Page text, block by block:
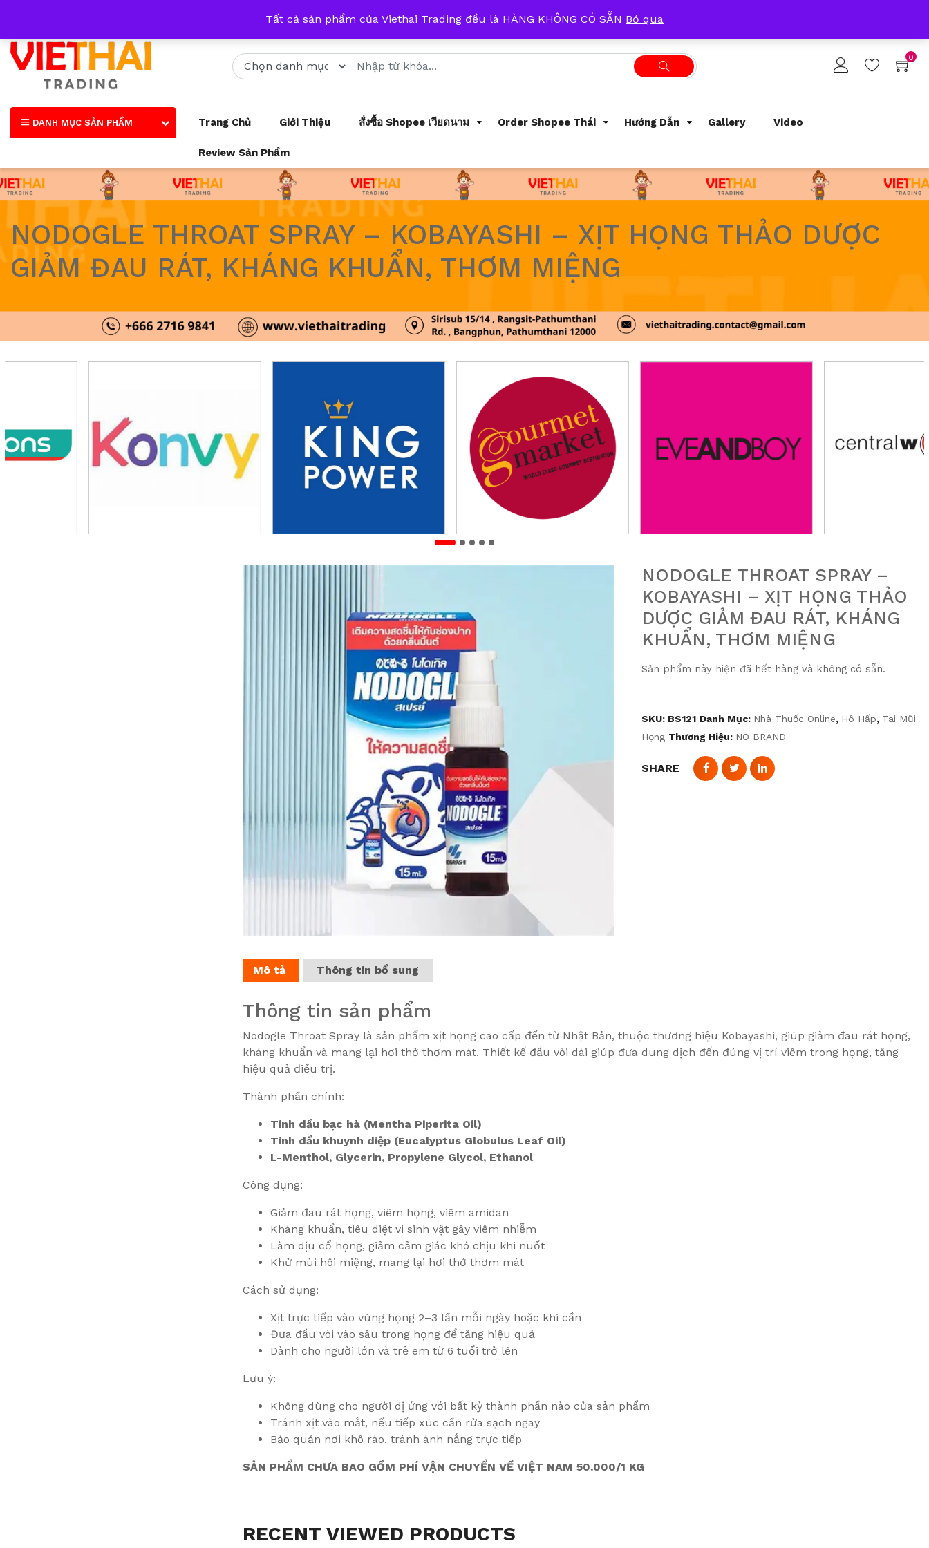
Nhận tư vấn qua tất cả các trang mạng xã hội và số điện thoại từ 8h đến 17h mỗi ngày
0
DANH MỤC SẢN PHẨM Trang Chủ Giới Thiệu สั่งซื้อ Shopee เวียดนาม Order Shopee Thái Hướng Dẫn Gallery Video
Review Sản Phẩm
NODOGLE THROAT SPRAY – KOBAYASHI – XỊT HỌNG THẢO DƯỢC
GIẢM ĐAU RÁT, KHÁNG KHUẨN, THƠM MIỆNG
NODOGLE THROAT SPRAY –
KOBAYASHI – XỊT HỌNG THẢO
DƯỢC GIẢM ĐAU RÁT, KHÁNG
KHUẨN, THƠM MIỆNG
Sản phẩm này hiện đã hết hàng và không có sẵn.
SKU: BS121 Danh Mục: Nhà Thuốc Online, Hô Hấp, Tai Mũi
Họng Thương Hiệu: NO BRAND
SHARE
Mô tả Thông tin bổ sung
Thông tin sản phẩm
Nodogle Throat Spray là sản phẩm xịt họng cao cấp đến từ Nhật Bản, thuộc thương hiệu Kobayashi, giúp giảm đau rát họng,
kháng khuẩn và mang lại hơi thở thơm mát. Thiết kế đầu vòi dài giúp đưa dung dịch đến đúng vị trí viêm trong họng, tăng
hiệu quả điều trị.
Thành phần chính:
Tinh dầu bạc hà (Mentha Piperita Oil)
Tinh dầu khuynh diệp (Eucalyptus Globulus Leaf Oil)
L-Menthol, Glycerin, Propylene Glycol, Ethanol
Công dụng:
Giảm đau rát họng, viêm họng, viêm amidan
Kháng khuẩn, tiêu diệt vi sinh vật gây viêm nhiễm
Làm dịu cổ họng, giảm cảm giác khó chịu khi nuốt
Khử mùi hôi miệng, mang lại hơi thở thơm mát
Cách sử dụng:
Xịt trực tiếp vào vùng họng 2–3 lần mỗi ngày hoặc khi cần
Đưa đầu vòi vào sâu trong họng để tăng hiệu quả
Dành cho người lớn và trẻ em từ 6 tuổi trở lên
Lưu ý:
Không dùng cho người dị ứng với bất kỳ thành phần nào của sản phẩm
Tránh xịt vào mắt, nếu tiếp xúc cần rửa sạch ngay
Bảo quản nơi khô ráo, tránh ánh nắng trực tiếp
SẢN PHẨM CHƯA BAO GỒM PHÍ VẬN CHUYỂN VỀ VIỆT NAM 50.000/1 KG
RECENT VIEWED PRODUCTS
Tất cả sản phẩm của Viethai Trading đều là HÀNG KHÔNG CÓ SẴN Bỏ qua